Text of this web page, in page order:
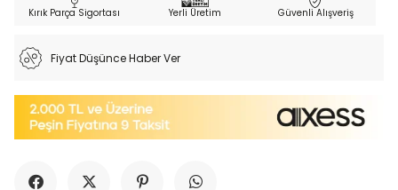
Kırık Parça Sigortası Yerli Üretim Güvenli Alışveriş
Fiyat Düşünce Haber Ver